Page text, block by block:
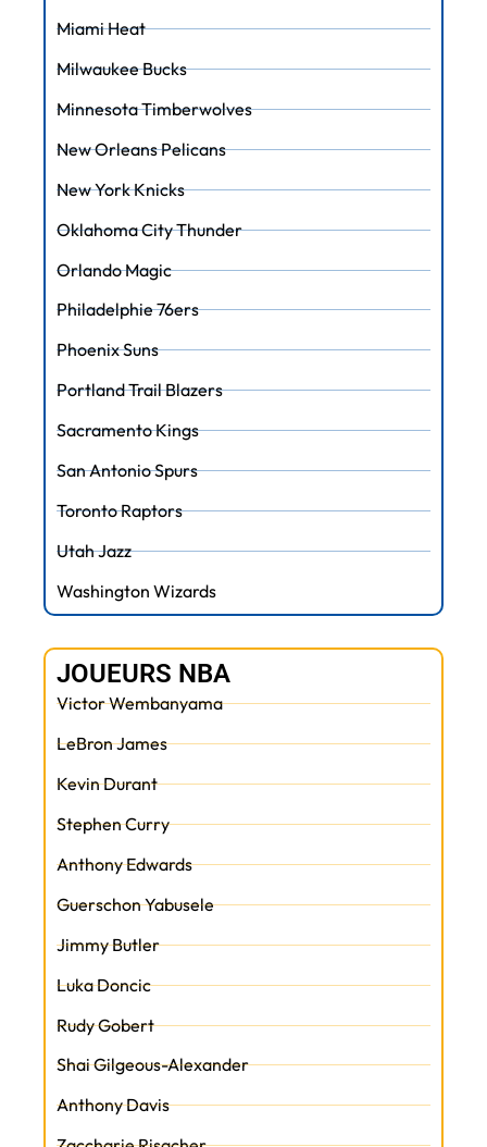
Miami Heat
Milwaukee Bucks
Minnesota Timberwolves
New Orleans Pelicans
New York Knicks
Oklahoma City Thunder
Orlando Magic
Philadelphie 76ers
Phoenix Suns
Portland Trail Blazers
Sacramento Kings
San Antonio Spurs
Toronto Raptors
Utah Jazz
Washington Wizards
JOUEURS NBA
Victor Wembanyama
LeBron James
Kevin Durant
Stephen Curry
Anthony Edwards
Guerschon Yabusele
Jimmy Butler
Luka Doncic
Rudy Gobert
Shai Gilgeous-Alexander
Anthony Davis